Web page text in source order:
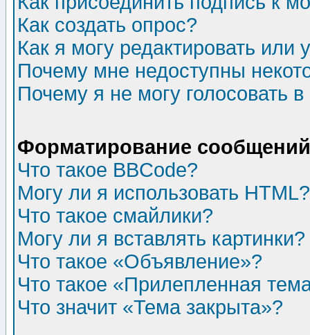
Как создать опрос?
Как я могу редактировать или
Почему мне недоступны
Почему я не могу голосовать
Форматирование
Что такое BBCode?
Могу ли я использовать HTML?
Что такое смайлики?
Могу ли я вставлять картинки?
Что такое «Объявление»?
Что такое «Прилепленная
Что значит «Тема закрыта»?